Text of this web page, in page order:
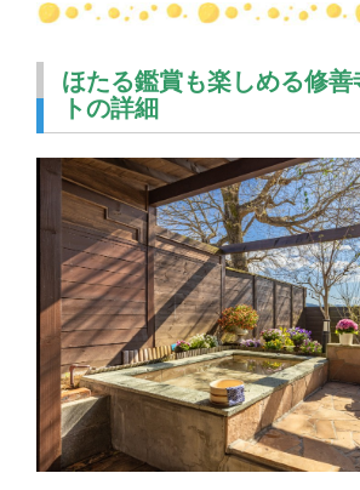
ほたる鑑賞も楽しめる修
トの詳細